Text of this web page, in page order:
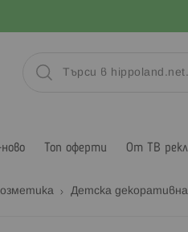
Топ оферти От ТВ
Детска